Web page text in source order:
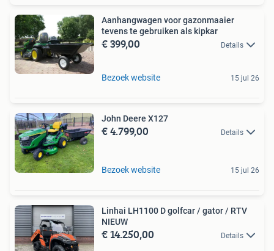
Aanhangwagen voor gazonmaaier
tevens te gebruiken als kipkar
€ 399,00 Details
Bezoek website 15 jul 26
John Deere X127
€ 4.799,00 Details
Bezoek website 15 jul 26
Linhai LH1100 D golfcar / gator / RTV
NIEUW
€ 14.250,00 Details